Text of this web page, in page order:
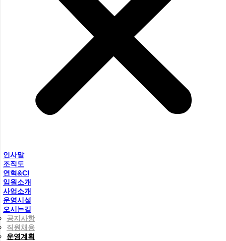
인사말
조직도
연혁&CI
임원소개
사업소개
운영시설
오시는길
공지사항
직원채용
운영계획